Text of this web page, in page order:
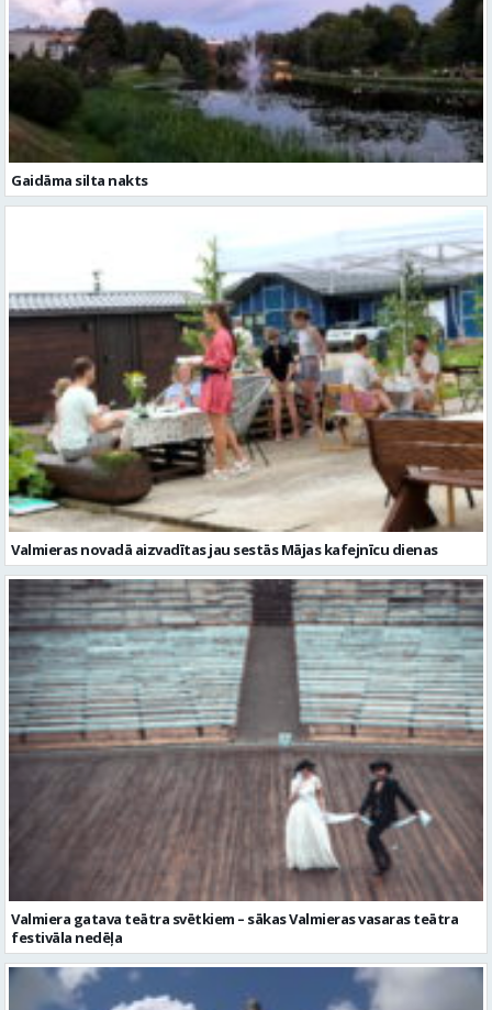
Gaidāma silta nakts
Valmieras novadā aizvadītas jau sestās Mājas kafejnīcu dienas
Valmiera gatava teātra svētkiem – sākas Valmieras vasaras teātra
festivāla nedēļa